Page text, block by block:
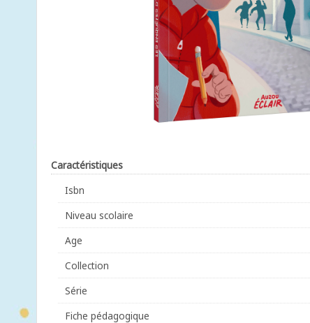
Caractéristiques
Isbn
Niveau scolaire
Age
Collection
Série
Fiche pédagogique